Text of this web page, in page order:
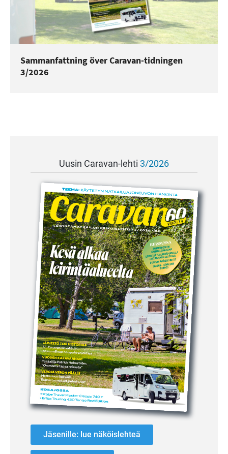
Sammanfattning över Caravan-tidningen
3/2026
Uusin Caravan-lehti 3/2026
Jäsenille: lue näköislehteä